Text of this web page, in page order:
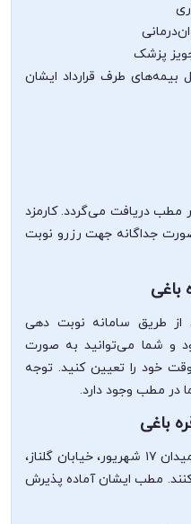
پزشک
طرف قرارداد ایشان
مطب دریافت می‌گردد. کارمزد
جداگانه جهت رزرو نوبت
باغی
از طریق سامانه نوبت دهی
و شما می‌توانید به صورت
خود را تعیین کنید. توجه
در مطب وجود دارد.
باغی
دکتر هانیه قره باغی در کرمانشاه، میدان ۱۷ شهریور، خیابان گلناز،
مطب ایشان آماده پذیرش